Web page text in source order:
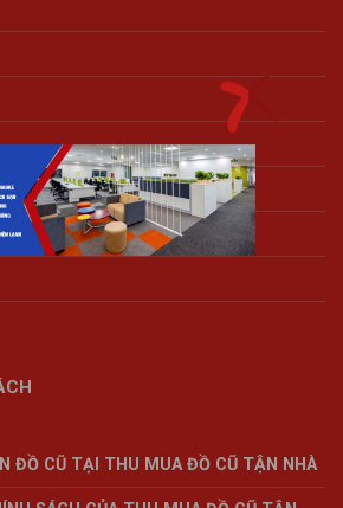
ĐỒ CŨ TẠI THU MUA ĐỒ CŨ TẬN NHÀ